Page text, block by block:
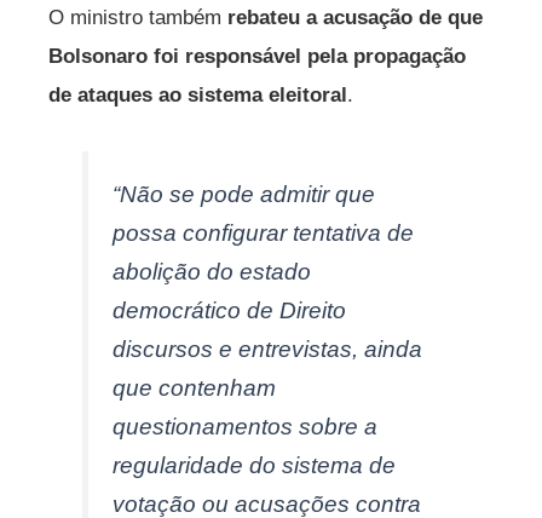
O ministro também rebateu a acusação de que
Bolsonaro foi responsável pela propagação
de ataques ao sistema eleitoral .
“Não se pode admitir que
possa configurar tentativa de
abolição do estado
democrático de Direito
discursos e entrevistas, ainda
que contenham
questionamentos sobre a
regularidade do sistema de
votação ou acusações contra